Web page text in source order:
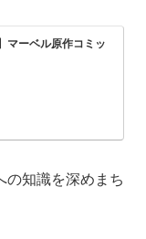
マーベル原作コミッ
の知識を深めまち